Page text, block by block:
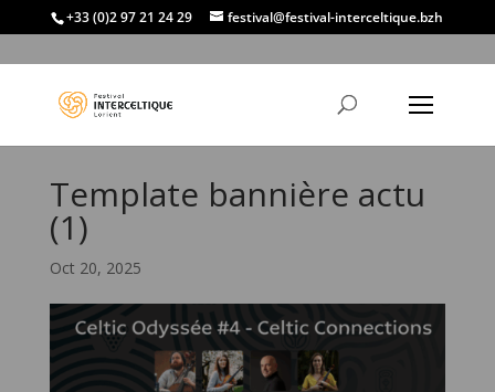
+33 (0)2 97 21 24 29 festival@festival-interceltique.bzh
Template bannière actu
(1)
Oct 20, 2025